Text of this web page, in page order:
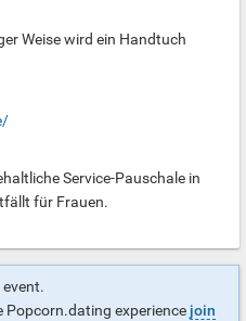
Weise wird ein Handtuch
Service-Pauschale in
für Frauen.
Popcorn.dating experience join